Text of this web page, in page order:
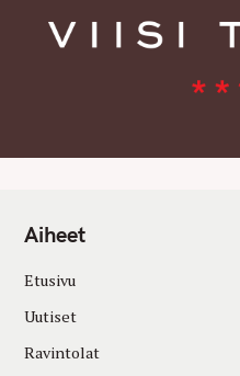
Aiheet
Etusivu
Uutiset
Ravintolat